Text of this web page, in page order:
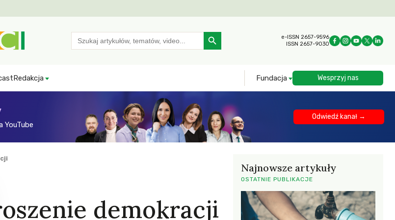
Search
for:
Search Button
e-ISSN 2657-9596
ISSN 2657-9030
Redakcja Fundacja Wesprzyj nas
YouTube
Odwiedź kanał →
demokracji
Najnowsze artykuły
OSTATNIE PUBLIKACJE